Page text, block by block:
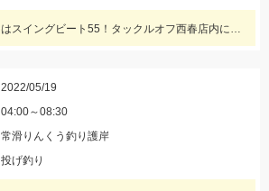
使用したルアーはスイングビート55！タックルオフ西春店内に在庫がございます！
2022/05/19
04:00～08:30
常滑りんくう釣り護岸
投げ釣り